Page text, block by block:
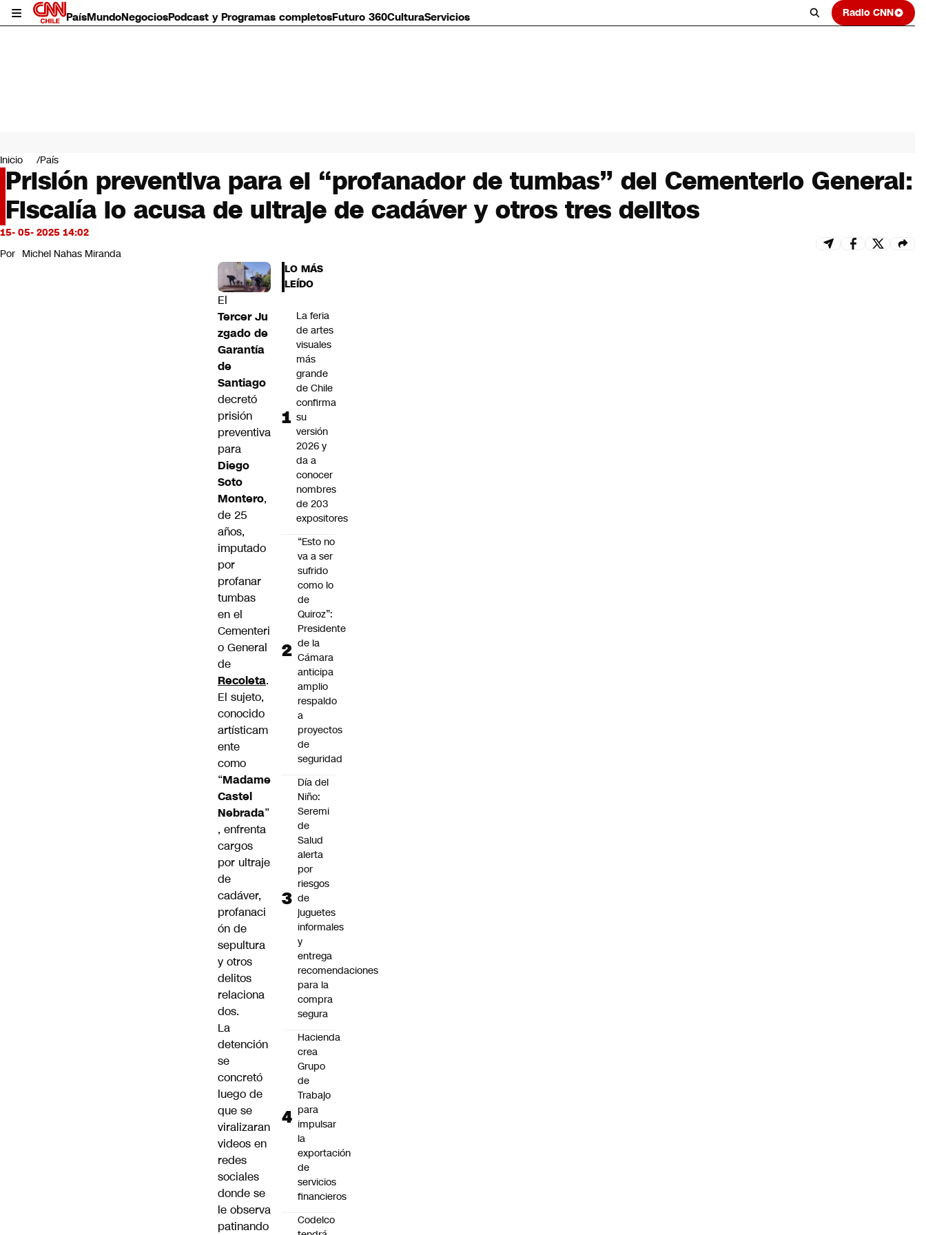
PaísMundoNegociosPodcast y Programas completosFuturo 360CulturaServicios Radio CNN
Mundo
Negocios
Deportes
Programas completos
Cultura
Servicios
Bits
CNN Data
Inicio País
Prisión preventiva para el “profanador de tumbas” del Cementerio General:
Fiscalía lo acusa de ultraje de cadáver y otros tres delitos
15- 05- 2025 14:02
Por Michel Nahas Miranda
El
Tercer Ju
zgado de
Garantía
de
Santiago
decretó
prisión
preventiva
para
Diego
Soto
Montero,
de 25
años,
imputado
por
profanar
tumbas
en el
Cementeri
o General
de
Recoleta.
El sujeto,
conocido
artísticam
ente
como
“Madame
Castel
Nebrada”
, enfrenta
cargos
por ultraje
de
cadáver,
profanaci
ón de
sepultura
y otros
delitos
relaciona
dos.
La
detención
se
concretó
luego de
que se
viralizaran
videos en
redes
sociales
donde se
le observa
patinando
LO MÁS
LEÍDO
La feria
de artes
visuales
más
grande
de Chile
confirma
su
versión
2026 y
da a
conocer
nombres
de 203
expositores
“Esto no
va a ser
sufrido
como lo
de
Quiroz”:
Presidente
de la
Cámara
anticipa
amplio
respaldo
a
proyectos
de
seguridad
Día del
Niño:
Seremi
de
Salud
alerta
por
riesgos
de
juguetes
informales
y
entrega
recomendaciones
para la
compra
segura
Hacienda
crea
Grupo
de
Trabajo
para
impulsar
la
exportación
de
servicios
financieros
Codelco